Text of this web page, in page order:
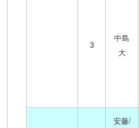
3
中島
大
安藤/